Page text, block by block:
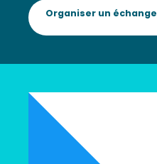
Organiser un échange